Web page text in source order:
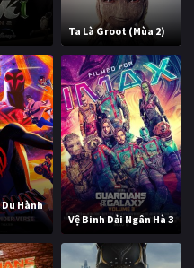
Ta Là Groot (Mùa 2)
Hành
Vệ Binh Dải Ngân Hà 3